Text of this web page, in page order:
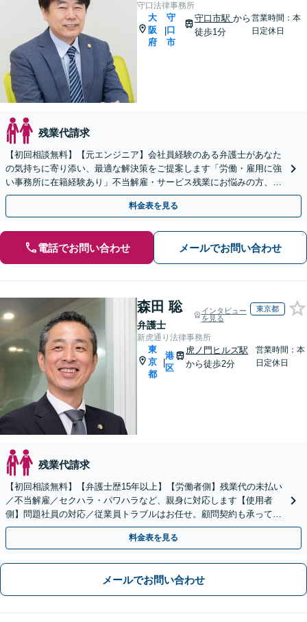
守口法律事務所
大
阪
府
|
守
口
市
守口市駅 から
徒歩1分
営業時間：本
日定休日
残業代請求
【初回相談無料】【元エンジニア】会社員経験のある弁護士があなた
の気持ちに寄り添い、最適な解決策をご提案します「労働・雇用に強
い事務所に在籍経験あり」不当解雇・サービス残業にお悩みの方、ぜ
ひご相談ください【休日・夜間相談可】【守口市駅1分】
料金表を見る
電話でお問い合わせ メールでお問い合わせ
森田 聡
弁護士
インタビュー
を見る
東京都
新虎通り法律事務所
東
京
都
|
港
区
虎ノ門ヒルズ駅
から徒歩2分
営業時間：本
日定休日
残業代請求
【初回相談無料】【弁護士歴15年以上】【労働者側】残業代の未払い
／不当解雇／セクハラ・パワハラなど、親身に対応します【使用者
側】問題社員の対応／従業員トラブルはお任せ。顧問契約も承ってお
ります【夜間・休日面談】【内幸町駅4分・虎ノ門駅5分】
料金表を見る
メールでお問い合わせ